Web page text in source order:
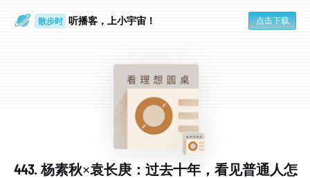
散步时 听播客，上小宇宙！ 点击下载
443. 杨素秋×袁长庚：过去十年，看见普通人怎